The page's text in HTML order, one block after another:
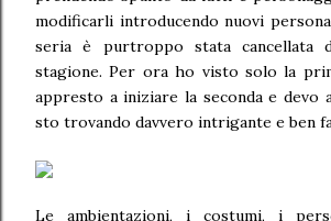
modificarli introducendo nuovi
seria è purtroppo stata cancellata
stagione. Per ora ho visto solo la
appresto a iniziare la seconda e devo
sto trovando davvero intrigante e ben
Le ambientazioni, i costumi, i